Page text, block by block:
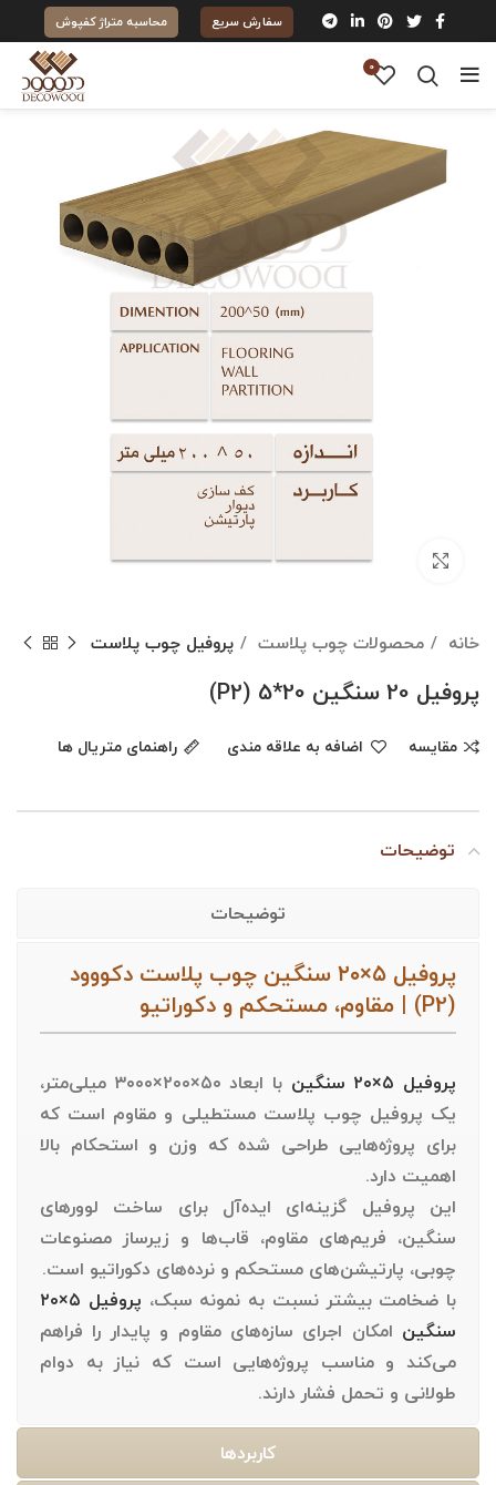
سفارش سریع محاسبه متراژ کفپوش
0
Click to enlarge
خانه محصولات چوب پلاست پروفیل چوب پلاست
پروفیل 20 سنگین 20*5 (P2)
مقایسه اضافه به علاقه مندی راهنمای متریال ها
توضیحات
توضیحات
پروفیل ۵×۲۰ سنگین چوب پلاست دکووود
(P2) | مقاوم، مستحکم و دکوراتیو
پروفیل ۵×۲۰ سنگین با ابعاد ۵۰×۲۰۰×۳۰۰۰ میلی‌متر،
یک پروفیل چوب پلاست مستطیلی و مقاوم است که
برای پروژه‌هایی طراحی شده که وزن و استحکام بالا
اهمیت دارد.
این پروفیل گزینه‌ای ایده‌آل برای ساخت لوورهای
سنگین، فریم‌های مقاوم، قاب‌ها و زیرساز مصنوعات
چوبی، پارتیشن‌های مستحکم و نرده‌های دکوراتیو است.
با ضخامت بیشتر نسبت به نمونه سبک،
پروفیل ۵×۲۰
سنگین امکان اجرای سازه‌های مقاوم و پایدار را فراهم
می‌کند و مناسب پروژه‌هایی است که نیاز به دوام
طولانی و تحمل فشار دارند.
کاربردها